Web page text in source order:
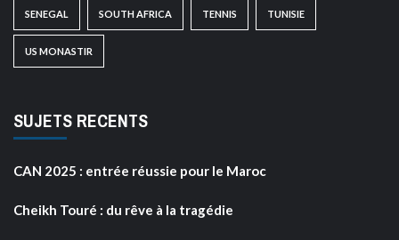
SENEGAL SOUTH AFRICA TENNIS TUNISIE
US MONASTIR
SUJETS RECENTS
CAN 2025 : entrée réussie pour le Maroc
Cheikh Touré : du rêve à la tragédie